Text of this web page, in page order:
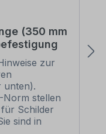
(350 mm
zur
unten).
Norm stellen
Schilder
sind in